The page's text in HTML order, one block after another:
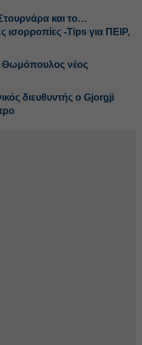
και το…
ισορροπίες -Tips για ΠΕΙΡ,
νέος
διευθυντής ο Gjorgji